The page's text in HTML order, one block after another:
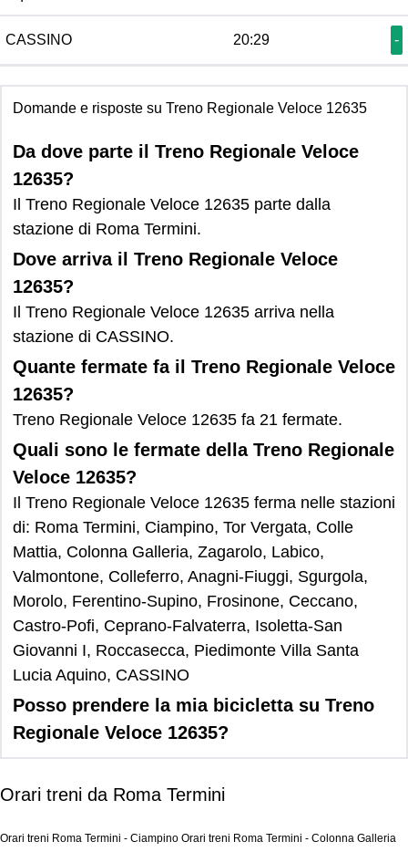
CASSINO 20:29 -
Domande e risposte su Treno Regionale Veloce 12635
Da dove parte il Treno Regionale Veloce
12635?
Il Treno Regionale Veloce 12635 parte dalla
stazione di Roma Termini.
Dove arriva il Treno Regionale Veloce
12635?
Il Treno Regionale Veloce 12635 arriva nella
stazione di CASSINO.
Quante fermate fa il Treno Regionale Veloce
12635?
Treno Regionale Veloce 12635 fa 21 fermate.
Quali sono le fermate della Treno Regionale
Veloce 12635?
Il Treno Regionale Veloce 12635 ferma nelle stazioni
di: Roma Termini, Ciampino, Tor Vergata, Colle
Mattia, Colonna Galleria, Zagarolo, Labico,
Valmontone, Colleferro, Anagni-Fiuggi, Sgurgola,
Morolo, Ferentino-Supino, Frosinone, Ceccano,
Castro-Pofi, Ceprano-Falvaterra, Isoletta-San
Giovanni I, Roccasecca, Piedimonte Villa Santa
Lucia Aquino, CASSINO
Posso prendere la mia bicicletta su Treno
Regionale Veloce 12635?
Orari treni da Roma Termini
Orari treni Roma Termini - Ciampino Orari treni Roma Termini - Colonna Galleria